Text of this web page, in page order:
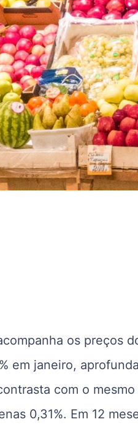
os preços
em janeiro,
com o
0,31%. Em 12